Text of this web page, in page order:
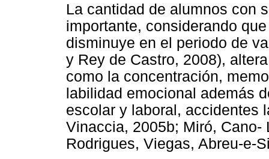
La cantidad de alumnos con
importante, considerando
disminuye en el periodo de
y Rey de Castro, 2008),
como la concentración,
labilidad emocional además
escolar y laboral, accidentes
Vinaccia, 2005b; Miró,
Rodrigues, Viegas, Abreu-e-